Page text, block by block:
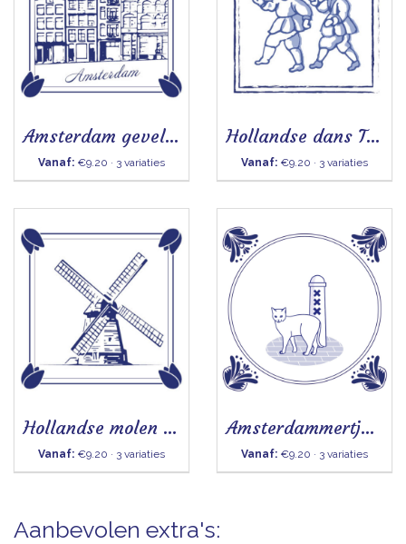
Amsterdam gevels- Tegeltje
Vanaf: €9.20 · 3 variaties
Hollandse dans Tegeltje
Vanaf: €9.20 · 3 variaties
Hollandse molen Tegeltje
Vanaf: €9.20 · 3 variaties
Amsterdammertje met kat
Vanaf: €9.20 · 3 variaties
Aanbevolen extra's: